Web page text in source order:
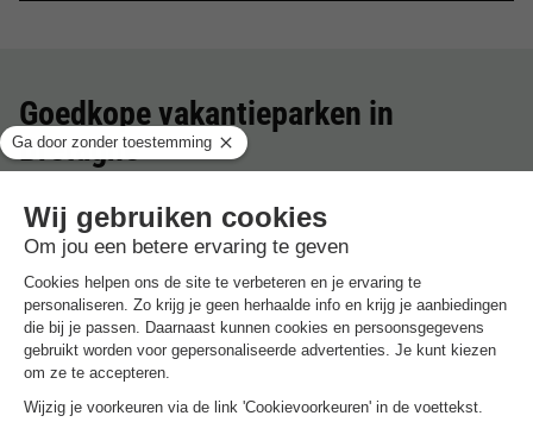
Goedkope vakantieparken in
Bretagne
Beste aanbiedingvoor 3 overnachtingen
Les Bains
Frankrijk-Bretagne-Douarnenez
Beste aanbieding